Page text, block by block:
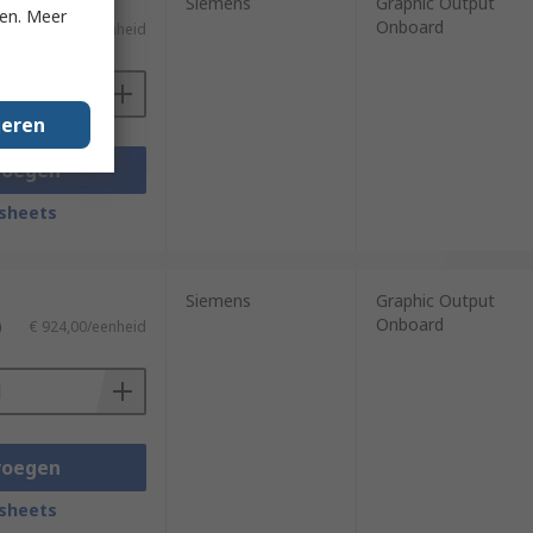
€ 1.044,44/eenheid
Onboard
€ 924,00/eenheid
Siemens
Graphic Output
Onboard
Meer